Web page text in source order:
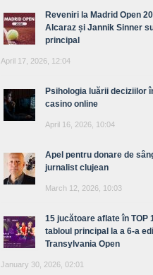
Reveniri la Madrid Open
Alcaraz și Jannik Sinner
principal
April 17, 2026, 12:04
Psihologia luării deciziilor
casino online
April 16, 2026, 10:04
Apel pentru donare de
jurnalist clujean
March 12, 2026, 10:03
15 jucătoare aflate în TOP
tabloul principal la a 6-a
Transylvania Open
January 30, 2026, 02:01